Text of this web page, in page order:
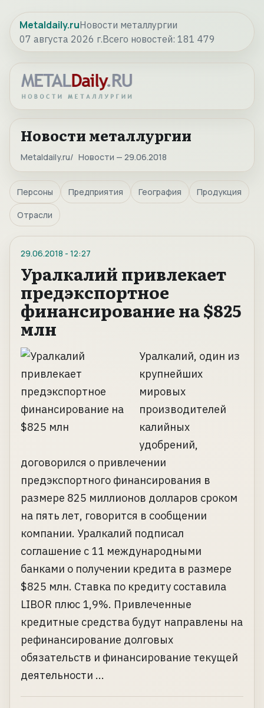
Metaldaily.ruНовости металлургии
07 августа 2026 г.Всего новостей: 181 479
Новости металлургии
Metaldaily.ru Новости — 29.06.2018
Персоны Предприятия География Продукция
Отрасли
29.06.2018 - 12:27
Уралкалий привлекает
предэкспортное
финансирование на $825
млн
Уралкалий, один из
крупнейших
мировых
производителей
калийных
удобрений,
договорился о привлечении
предэкспортного финансирования в
размере 825 миллионов долларов сроком
на пять лет, говорится в сообщении
компании. Уралкалий подписал
соглашение с 11 международными
банками о получении кредита в размере
$825 млн. Ставка по кредиту составила
LIBOR плюс 1,9%. Привлеченные
кредитные средства будут направлены на
рефинансирование долговых
обязательств и финансирование текущей
деятельности ...